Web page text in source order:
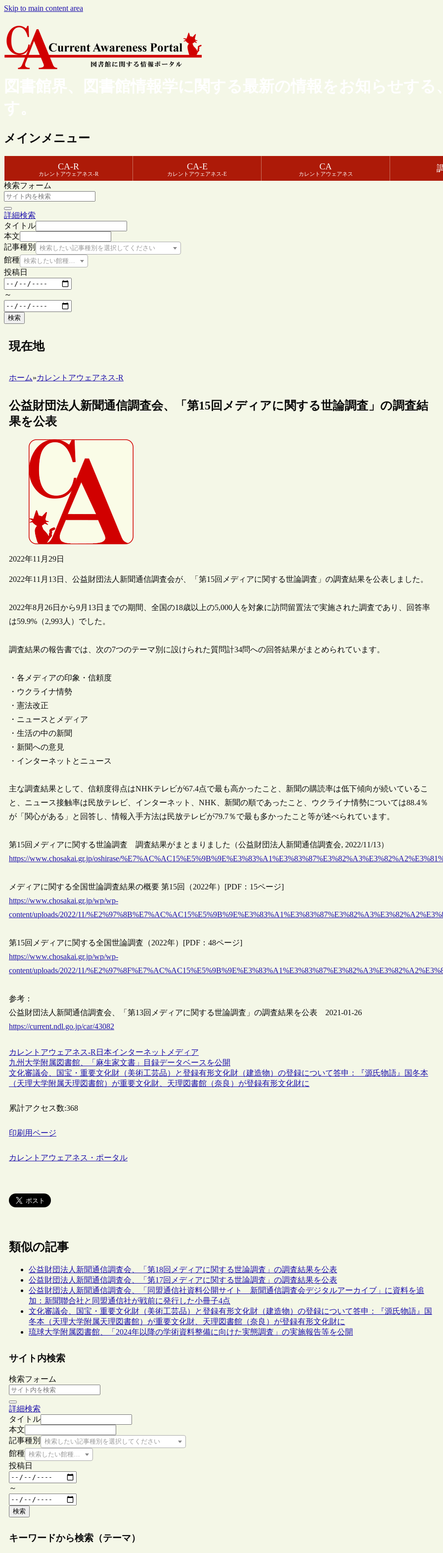
Skip to main content area
図書館界、図書館情報学に関する最新の情報をお知らせす
す。
メインメニュー
CA-R
カレントアウェアネス-R
CA-E
カレントアウェアネス-E
CA
カレントアウェアネス
検索フォーム
詳細検索
タイトル
本文
記事種別
検索したい記事種別を選択してください
館種 検索したい館種を選択してください
投稿日
～
検索
現在地
ホーム»カレントアウェアネス-R
公益財団法人新聞通信調査会、「第15回メディアに関する世論調査」の調査結
果を公表
2022年11月29日
2022年11月13日、公益財団法人新聞通信調査会が、「第15回メディアに関する世論調査」の調査結果を公表しました。
2022年8月26日から9月13日までの期間、全国の18歳以上の5,000人を対象に訪問留置法で実施された調査であり、回答率
は59.9%（2,993人）でした。
調査結果の報告書では、次の7つのテーマ別に設けられた質問計34問への回答結果がまとめられています。
・各メディアの印象・信頼度
・ウクライナ情勢
・憲法改正
・ニュースとメディア
・生活の中の新聞
・新聞への意見
・インターネットとニュース
主な調査結果として、信頼度得点はNHKテレビが67.4点で最も高かったこと、新聞の購読率は低下傾向が続いているこ
と、ニュース接触率は民放テレビ、インターネット、NHK、新聞の順であったこと、ウクライナ情勢については88.4％
が「関心がある」と回答し、情報入手方法は民放テレビが79.7％で最も多かったこと等が述べられています。
第15回メディアに関する世論調査 調査結果がまとまりました（公益財団法人新聞通信調査会, 2022/11/13）
https://www.chosakai.gr.jp/oshirase/
メディアに関する全国世論調査結果の概要 第15回（2022年）[PDF：15ページ]
https://www.chosakai.gr.jp/wp/wp-
content/uploads/2022/11/
第15回メディアに関する全国世論調査（2022年）[PDF：48ページ]
https://www.chosakai.gr.jp/wp/wp-
content/uploads/2022/11/
参考：
公益財団法人新聞通信調査会、「第13回メディアに関する世論調査」の調査結果を公表 2021-01-26
https://current.ndl.go.jp/car/43082
カレントアウェアネス-R 日本インターネット メディア
九州大学附属図書館、「麻生家文書」目録データベースを公開
文化審議会、国宝・重要文化財（美術工芸品）と登録有形文化財（建造物）の登録について答申：『源氏物語』国冬本
（天理大学附属天理図書館）が重要文化財、天理図書館（奈良）が登録有形文化財に
累計アクセス数:368
印刷用ページ
カレントアウェアネス・ポータル
類似の記事
公益財団法人新聞通信調査会、「第18回メディアに関する世論調査」の調査結果を公表
公益財団法人新聞通信調査会、「第17回メディアに関する世論調査」の調査結果を公表
公益財団法人新聞通信調査会、「同盟通信社資料公開サイト 新聞通信調査会デジタルアーカイブ」に資料を追
加：新聞聯合社と同盟通信社が戦前に発行した小冊子4点
文化審議会、国宝・重要文化財（美術工芸品）と登録有形文化財（建造物）の登録について答申：『源氏物語』国
冬本（天理大学附属天理図書館）が重要文化財、天理図書館（奈良）が登録有形文化財に
琉球大学附属図書館、「2024年以降の学術資料整備に向けた実態調査」の実施報告等を公開
サイト内検索
検索フォーム
詳細検索
タイトル
本文
記事種別
検索したい記事種別を選択してください
館種 検索したい館種を選択してください
投稿日
～
検索
キーワードから検索（テーマ）